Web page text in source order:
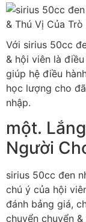
Với sirius 50cc
& hội viên là
giúp hệ điều
học lượng cho
nhập.
một.
Người
sirius 50cc đen
chú ý ​​của hội
đánh bảng giá,
chuyển chuyển